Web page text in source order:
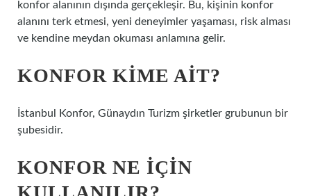
konfor alanının dışında gerçekleşir. Bu, kişinin konfor
alanını terk etmesi, yeni deneyimler yaşaması, risk alması
ve kendine meydan okuması anlamına gelir.
KONFOR KIME AIT?
İstanbul Konfor, Günaydın Turizm şirketler grubunun bir
şubesidir.
KONFOR NE IÇIN